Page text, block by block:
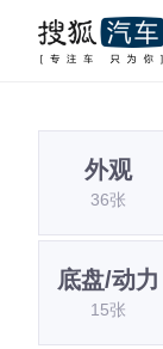
外观
36张
底盘/动力
15张